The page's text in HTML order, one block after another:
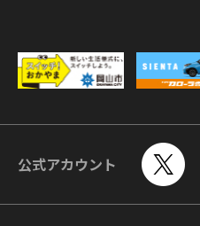
公式アカウント